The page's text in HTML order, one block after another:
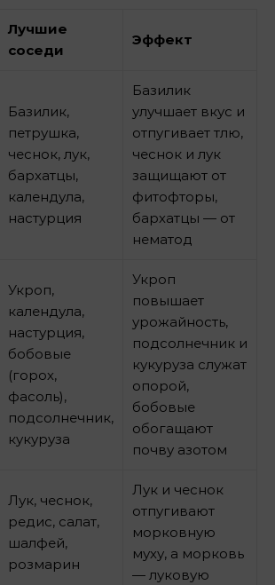
Лучшие
соседи
Эффект
Базилик,
петрушка,
чеснок, лук,
бархатцы,
календула,
настурция
Базилик
улучшает вкус и
отпугивает тлю,
чеснок и лук
защищают от
фитофторы,
бархатцы — от
нематод
Укроп,
календула,
настурция,
бобовые
(горох,
фасоль),
подсолнечник,
кукуруза
Укроп
повышает
урожайность,
подсолнечник и
кукуруза служат
опорой,
бобовые
обогащают
почву азотом
Лук, чеснок,
редис, салат,
шалфей,
розмарин
Лук и чеснок
отпугивают
морковную
муху, а морковь
— луковую